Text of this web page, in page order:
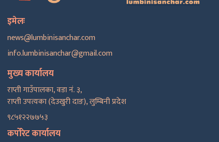
इमेलः
news@lumbinisanchar.com
info.lumbinisanchar@gmail.com
मुख्य कार्यालय
राप्ती गाउँपालका, वडा नं. ३,
राप्ती उपत्यका (देउखुरी दाङ), लुम्बिनी प्रदेश
९८५१२२७७५३
कर्पोरेट कार्यालय